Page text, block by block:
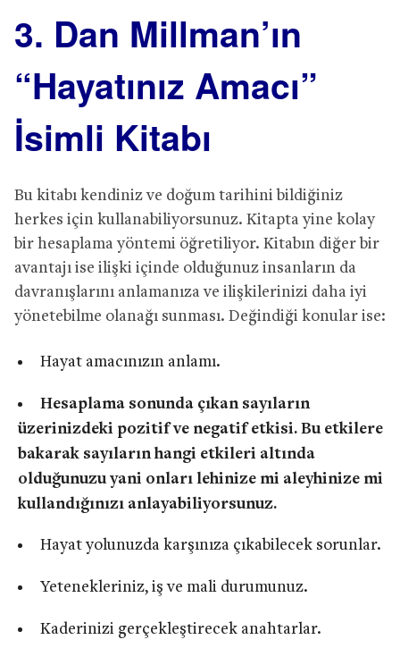
3. Dan Millman’ın
“Hayatınız Amacı”
İsimli Kitabı
Bu kitabı kendiniz ve doğum tarihini bildiğiniz
herkes için kullanabiliyorsunuz. Kitapta yine kolay
bir hesaplama yöntemi öğretiliyor. Kitabın diğer bir
avantajı ise ilişki içinde olduğunuz insanların da
davranışlarını anlamanıza ve ilişkilerinizi daha iyi
yönetebilme olanağı sunması. Değindiği konular ise:
Hayat amacınızın anlamı.
Hesaplama sonunda çıkan sayıların
üzerinizdeki pozitif ve negatif etkisi. Bu etkilere
bakarak sayıların hangi etkileri altında
olduğunuzu yani onları lehinize mi aleyhinize mi
kullandığınızı anlayabiliyorsunuz.
Hayat yolunuzda karşınıza çıkabilecek sorunlar.
Yetenekleriniz, iş ve mali durumunuz.
Kaderinizi gerçekleştirecek anahtarlar.